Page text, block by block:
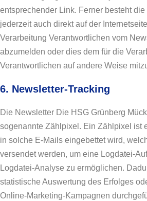
entsprechender Link. Ferner besteht
jederzeit auch direkt auf der
Verarbeitung Verantwortlichen vom
abzumelden oder dies dem für die
Verantwortlichen auf andere Weise
6. Newsletter-Tracking
Die Newsletter Die HSG Grünberg
sogenannte Zählpixel. Ein Zählpixel ist
in solche E-Mails eingebettet wird,
versendet werden, um eine Logdatei-
Logdatei-Analyse zu ermöglichen.
statistische Auswertung des Erfolges
Online-Marketing-Kampagnen